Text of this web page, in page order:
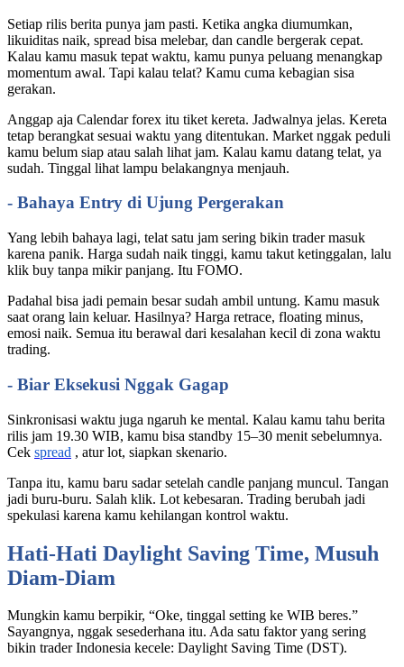
Setiap rilis berita punya jam pasti. Ketika angka diumumkan,
likuiditas naik, spread bisa melebar, dan candle bergerak cepat.
Kalau kamu masuk tepat waktu, kamu punya peluang menangkap
momentum awal. Tapi kalau telat? Kamu cuma kebagian sisa
gerakan.
Anggap aja Calendar forex itu tiket kereta. Jadwalnya jelas. Kereta
tetap berangkat sesuai waktu yang ditentukan. Market nggak peduli
kamu belum siap atau salah lihat jam. Kalau kamu datang telat, ya
sudah. Tinggal lihat lampu belakangnya menjauh.
- Bahaya Entry di Ujung Pergerakan
Yang lebih bahaya lagi, telat satu jam sering bikin trader masuk
karena panik. Harga sudah naik tinggi, kamu takut ketinggalan, lalu
klik buy tanpa mikir panjang. Itu FOMO.
Padahal bisa jadi pemain besar sudah ambil untung. Kamu masuk
saat orang lain keluar. Hasilnya? Harga retrace, floating minus,
emosi naik. Semua itu berawal dari kesalahan kecil di zona waktu
trading.
- Biar Eksekusi Nggak Gagap
Sinkronisasi waktu juga ngaruh ke mental. Kalau kamu tahu berita
rilis jam 19.30 WIB, kamu bisa standby 15–30 menit sebelumnya.
Cek spread , atur lot, siapkan skenario.
Tanpa itu, kamu baru sadar setelah candle panjang muncul. Tangan
jadi buru-buru. Salah klik. Lot kebesaran. Trading berubah jadi
spekulasi karena kamu kehilangan kontrol waktu.
Hati-Hati Daylight Saving Time, Musuh
Diam-Diam
Mungkin kamu berpikir, “Oke, tinggal setting ke WIB beres.”
Sayangnya, nggak sesederhana itu. Ada satu faktor yang sering
bikin trader Indonesia kecele: Daylight Saving Time (DST).